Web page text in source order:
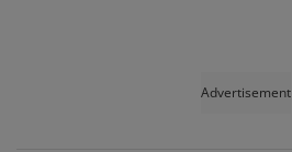
Advertisement